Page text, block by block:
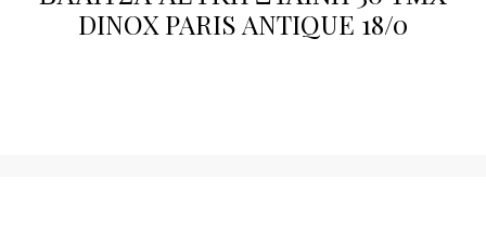
DINOX PARIS ANTIQUE 18/0